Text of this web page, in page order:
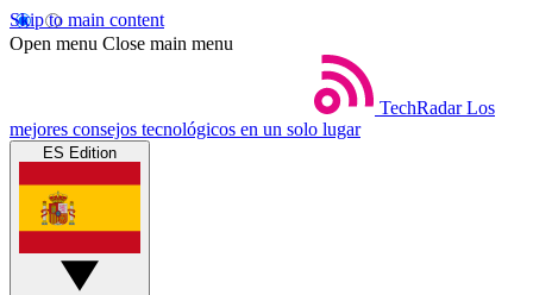
Skip to main content
Open menu Close main menu
TechRadar Los
mejores consejos tecnológicos en un solo lugar
ES Edition